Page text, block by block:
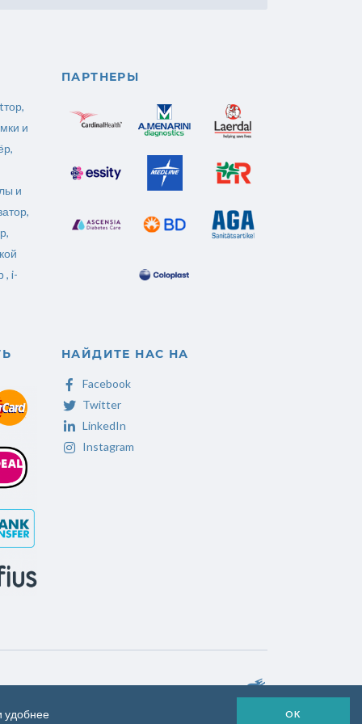
удобнее OK
,
и
,
и
,
, i-
ПАРТНЕРЫ
НАЙДИТЕ НАС НА
Facebook
Twitter
LinkedIn
Instagram